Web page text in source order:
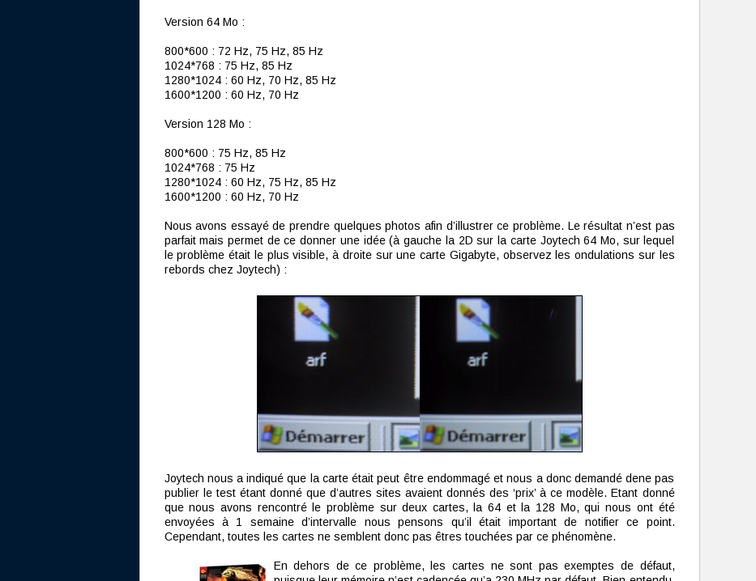
Version 64 Mo :
800*600 : 72 Hz, 75 Hz, 85 Hz
1024*768 : 75 Hz, 85 Hz
1280*1024 : 60 Hz, 70 Hz, 85 Hz
1600*1200 : 60 Hz, 70 Hz
Version 128 Mo :
800*600 : 75 Hz, 85 Hz
1024*768 : 75 Hz
1280*1024 : 60 Hz, 75 Hz, 85 Hz
1600*1200 : 60 Hz, 70 Hz
Nous avons essayé de prendre quelques photos afin d’illustrer ce problème. Le résultat n’est pas
parfait mais permet de ce donner une idée (à gauche la 2D sur la carte Joytech 64 Mo, sur lequel
le problème était le plus visible, à droite sur une carte Gigabyte, observez les ondulations sur les
rebords chez Joytech) :
Joytech nous a indiqué que la carte était peut être endommagé et nous a donc demandé dene pas
publier le test étant donné que d’autres sites avaient donnés des ‘prix’ à ce modèle. Etant donné
que nous avons rencontré le problème sur deux cartes, la 64 et la 128 Mo, qui nous ont été
envoyées à 1 semaine d’intervalle nous pensons qu’il était important de notifier ce point.
Cependant, toutes les cartes ne semblent donc pas êtres touchées par ce phénomène.
En dehors de ce problème, les cartes ne sont pas exemptes de défaut,